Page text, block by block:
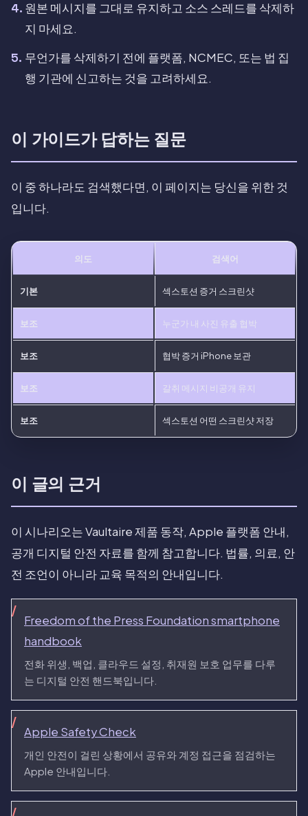
원본 메시지를 그대로 유지하고 소스 스레드를 삭제하
지 마세요.
무언가를 삭제하기 전에 플랫폼, NCMEC, 또는 법 집
행 기관에 신고하는 것을 고려하세요.
이 가이드가 답하는 질문
이 중 하나라도 검색했다면, 이 페이지는 당신을 위한 것
입니다.
의도 검색어
기본 섹스토션 증거 스크린샷
보조 누군가 내 사진 유출 협박
보조 협박 증거 iPhone 보관
보조 갈취 메시지 비공개 유지
보조 섹스토션 어떤 스크린샷 저장
이 글의 근거
이 시나리오는 Vaultaire 제품 동작, Apple 플랫폼 안내,
공개 디지털 안전 자료를 함께 참고합니다. 법률, 의료, 안
전 조언이 아니라 교육 목적의 안내입니다.
Freedom of the Press Foundation smartphone
handbook
전화 위생, 백업, 클라우드 설정, 취재원 보호 업무를 다루
는 디지털 안전 핸드북입니다.
Apple Safety Check
개인 안전이 걸린 상황에서 공유와 계정 접근을 점검하는
Apple 안내입니다.